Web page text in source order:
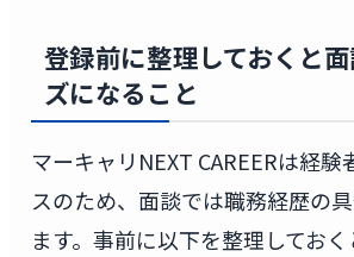
登録前に整理しておくと
ズになること
マーキャリNEXT CAREERは経
スのため、面談では職務経歴の
ます。事前に以下を整理してお